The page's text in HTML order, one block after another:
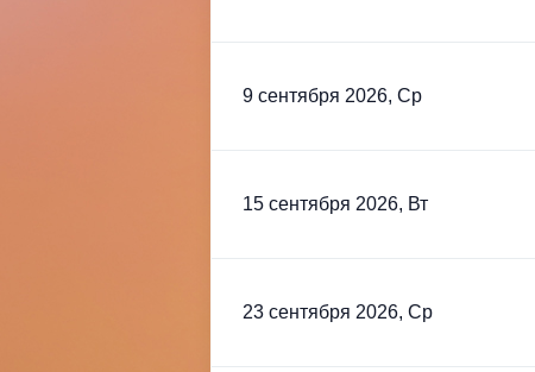
9 сентября 2026, Ср
15 сентября 2026, Вт
23 сентября 2026, Ср